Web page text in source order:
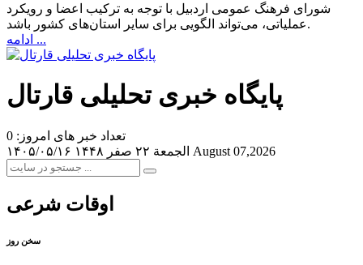
شورای فرهنگ عمومی اردبیل با توجه به ترکیب اعضا و رویکرد
عملیاتی، می‌تواند الگویی برای سایر استان‌های کشور باشد.
ادامه ...
پایگاه خبری تحلیلی قارتال
تعداد خبر های امروز: 0
۱۴۰۵/۰۵/۱۶
الجمعة ۲۲ صفر ۱۴۴۸ August 07,2026
اوقات شرعی
سخن روز